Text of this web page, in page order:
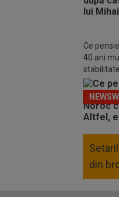
Ce
40 ani
din